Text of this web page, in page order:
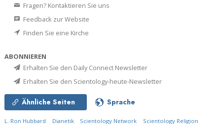
Fragen? Kontaktieren Sie uns
Feedback zur Website
Finden Sie eine Kirche
ABONNIEREN
Erhalten Sie den Daily Connect Newsletter
Erhalten Sie den Scientology-heute-Newsletter
Ähnliche Seiten Sprache
L. Ron Hubbard Dianetik Scientology Network Scientology Religion